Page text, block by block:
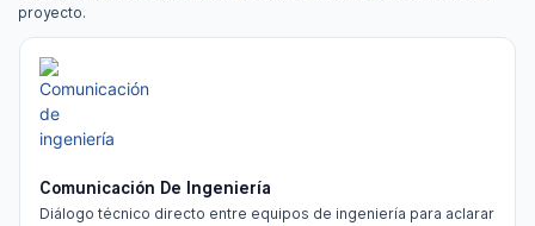
proyecto.
Comunicación De Ingeniería
Diálogo técnico directo entre equipos de ingeniería para aclarar